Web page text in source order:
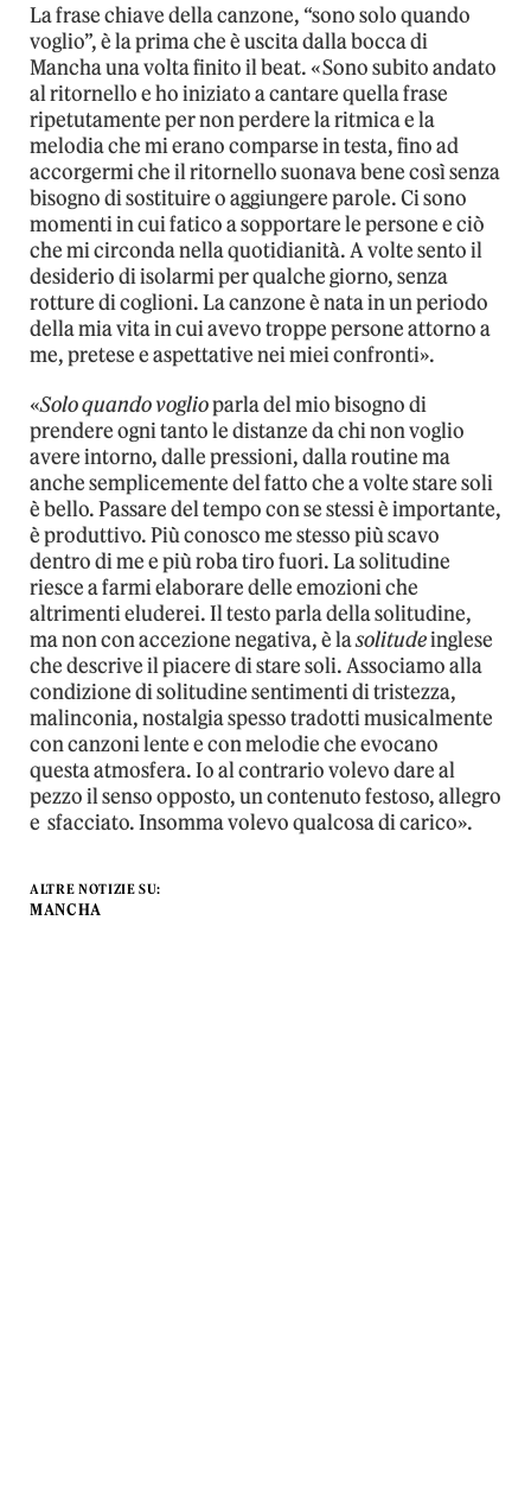
La frase chiave della canzone, “sono solo quando
voglio”, è la prima che è uscita dalla bocca di
Mancha una volta finito il beat. «Sono subito andato
al ritornello e ho iniziato a cantare quella frase
ripetutamente per non perdere la ritmica e la
melodia che mi erano comparse in testa, fino ad
accorgermi che il ritornello suonava bene così senza
bisogno di sostituire o aggiungere parole. Ci sono
momenti in cui fatico a sopportare le persone e ciò
che mi circonda nella quotidianità. A volte sento il
desiderio di isolarmi per qualche giorno, senza
rotture di coglioni. La canzone è nata in un periodo
della mia vita in cui avevo troppe persone attorno a
me, pretese e aspettative nei miei confronti».
«Solo quando voglioparla del mio bisogno di
prendere ogni tanto le distanze da chi non voglio
avere intorno, dalle pressioni, dalla routine ma
anche semplicemente del fatto che a volte stare soli
è bello. Passare del tempo con se stessi è importante,
è produttivo. Più conosco me stesso più scavo
dentro di me e più roba tiro fuori. La solitudine
riesce a farmi elaborare delle emozioni che
altrimenti eluderei. Il testo parla della solitudine,
ma non con accezione negativa, è lasolitudeinglese
che descrive il piacere di stare soli. Associamo alla
condizione di solitudine sentimenti di tristezza,
malinconia, nostalgia spesso tradotti musicalmente
con canzoni lente e con melodie che evocano
questa atmosfera. Io al contrario volevo dare al
pezzo il senso opposto, un contenuto festoso, allegro
e sfacciato. Insomma volevo qualcosa di carico».
ALTRE NOTIZIE SU:
MANCHA